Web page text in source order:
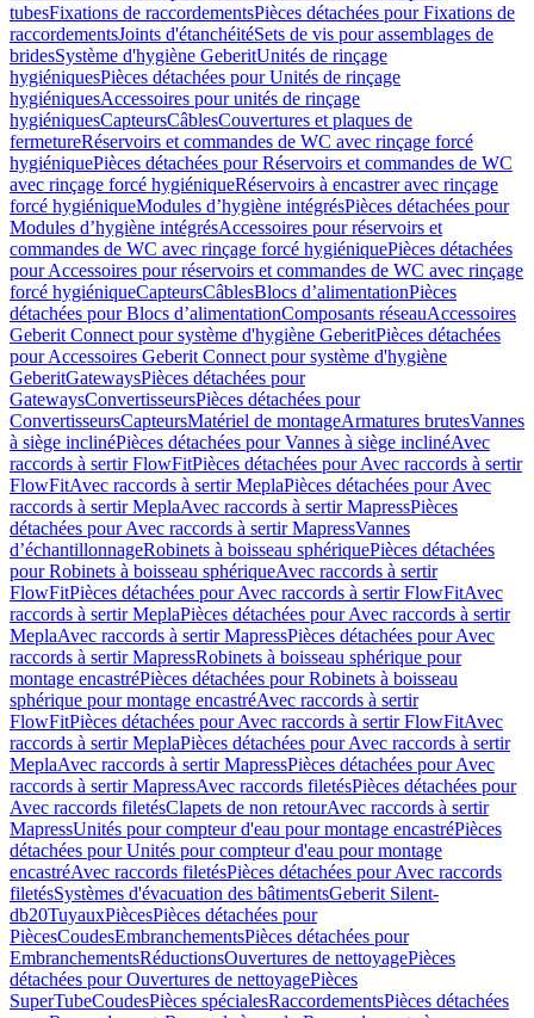
tubesFixations de raccordementsPièces détachées pour Fixations de
raccordementsJoints d'étanchéitéSets de vis pour assemblages de
bridesSystème d'hygiène GeberitUnités de rinçage
hygiéniquesPièces détachées pour Unités de rinçage
hygiéniquesAccessoires pour unités de rinçage
hygiéniquesCapteursCâblesCouvertures et plaques de
fermetureRéservoirs et commandes de WC avec rinçage forcé
hygiéniquePièces détachées pour Réservoirs et commandes de WC
avec rinçage forcé hygiéniqueRéservoirs à encastrer avec rinçage
forcé hygiéniqueModules d’hygiène intégrésPièces détachées pour
Modules d’hygiène intégrésAccessoires pour réservoirs et
commandes de WC avec rinçage forcé hygiéniquePièces détachées
pour Accessoires pour réservoirs et commandes de WC avec rinçage
forcé hygiéniqueCapteursCâblesBlocs d’alimentationPièces
détachées pour Blocs d’alimentationComposants réseauAccessoires
Geberit Connect pour système d'hygiène GeberitPièces détachées
pour Accessoires Geberit Connect pour système d'hygiène
GeberitGatewaysPièces détachées pour
GatewaysConvertisseursPièces détachées pour
ConvertisseursCapteursMatériel de montageArmatures brutesVannes
à siège inclinéPièces détachées pour Vannes à siège inclinéAvec
raccords à sertir FlowFitPièces détachées pour Avec raccords à sertir
FlowFitAvec raccords à sertir MeplaPièces détachées pour Avec
raccords à sertir MeplaAvec raccords à sertir MapressPièces
détachées pour Avec raccords à sertir MapressVannes
d’échantillonnageRobinets à boisseau sphériquePièces détachées
pour Robinets à boisseau sphériqueAvec raccords à sertir
FlowFitPièces détachées pour Avec raccords à sertir FlowFitAvec
raccords à sertir MeplaPièces détachées pour Avec raccords à sertir
MeplaAvec raccords à sertir MapressPièces détachées pour Avec
raccords à sertir MapressRobinets à boisseau sphérique pour
montage encastréPièces détachées pour Robinets à boisseau
sphérique pour montage encastréAvec raccords à sertir
FlowFitPièces détachées pour Avec raccords à sertir FlowFitAvec
raccords à sertir MeplaPièces détachées pour Avec raccords à sertir
MeplaAvec raccords à sertir MapressPièces détachées pour Avec
raccords à sertir MapressAvec raccords filetésPièces détachées pour
Avec raccords filetésClapets de non retourAvec raccords à sertir
MapressUnités pour compteur d'eau pour montage encastréPièces
détachées pour Unités pour compteur d'eau pour montage
encastréAvec raccords filetésPièces détachées pour Avec raccords
filetésSystèmes d'évacuation des bâtimentsGeberit Silent-
db20TuyauxPiècesPièces détachées pour
PiècesCoudesEmbranchementsPièces détachées pour
EmbranchementsRéductionsOuvertures de nettoyagePièces
détachées pour Ouvertures de nettoyagePièces
SuperTubeCoudesPièces spécialesRaccordementsPièces détachées